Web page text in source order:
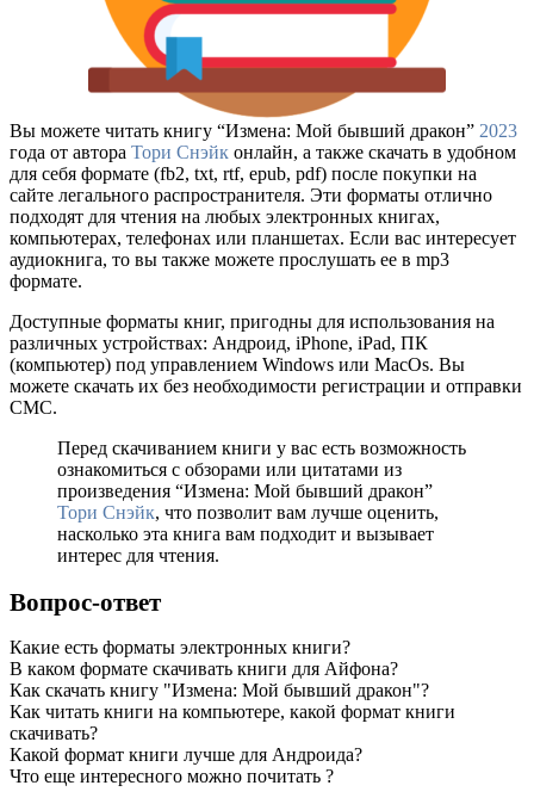
Вы можете читать книгу “Измена: Мой бывший дракон” 2023
года от автора Тори Снэйк онлайн, а также скачать в удобном
для себя формате (fb2, txt, rtf, epub, pdf) после покупки на
сайте легального распространителя. Эти форматы отлично
подходят для чтения на любых электронных книгах,
компьютерах, телефонах или планшетах. Если вас интересует
аудиокнига, то вы также можете прослушать ее в mp3
формате.
Доступные форматы книг, пригодны для использования на
различных устройствах: Андроид, iPhone, iPad, ПК
(компьютер) под управлением Windows или MacOs. Вы
можете скачать их без необходимости регистрации и отправки
СМС.
Перед скачиванием книги у вас есть возможность
ознакомиться с обзорами или цитатами из
произведения “Измена: Мой бывший дракон”
Тори Снэйк, что позволит вам лучше оценить,
насколько эта книга вам подходит и вызывает
интерес для чтения.
Вопрос-ответ
Какие есть форматы электронных книги?
В каком формате скачивать книги для Айфона?
Как скачать книгу "Измена: Мой бывший дракон"?
Как читать книги на компьютере, какой формат книги
скачивать?
Какой формат книги лучше для Андроида?
Что еще интересного можно почитать ?